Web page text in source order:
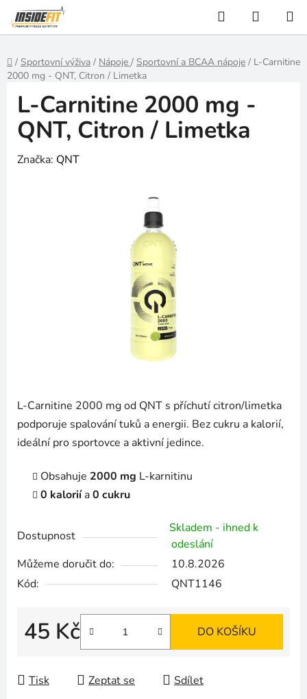
Přejít
na
obsah
Hledat
KOŠÍK
Domů
/ Sportovní výživa / Nápoje / Sportovní a BCAA nápoje / L-Carnitine
2000 mg - QNT, Citron / Limetka
L-Carnitine 2000 mg od QNT s příchutí citron/limetka
podporuje spalování tuků a energii. Bez cukru a kalorií,
ideální pro sportovce a aktivní jedince.
Obsahuje 2000 mg L-karnitinu
0 kaloriía0 cukru
Dostupnost
Skladem - ihned k
odeslání
Můžeme doručit do:
10.8.2026
Kód:
QNT1146
45 Kč
Měrná cena:
DO KOŠÍKU
Tisk Zeptat se Sdílet
L-Carnitine 2000 mg -
QNT, Citron / Limetka
Značka: QNT